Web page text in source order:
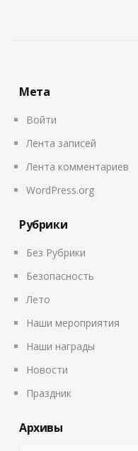
Мета
Войти
Лента записей
Лента комментариев
WordPress.org
Рубрики
Без Рубрики
Безопасность
Лето
Наши мероприятия
Наши награды
Новости
Праздник
Архивы